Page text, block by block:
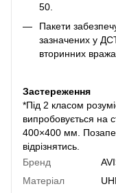
50.
Пакети
зазначених у
вторинних
Застереження
*Під 2 класом
випробовується на
400×400 мм.
відрізнятись.
Бренд
Матеріал